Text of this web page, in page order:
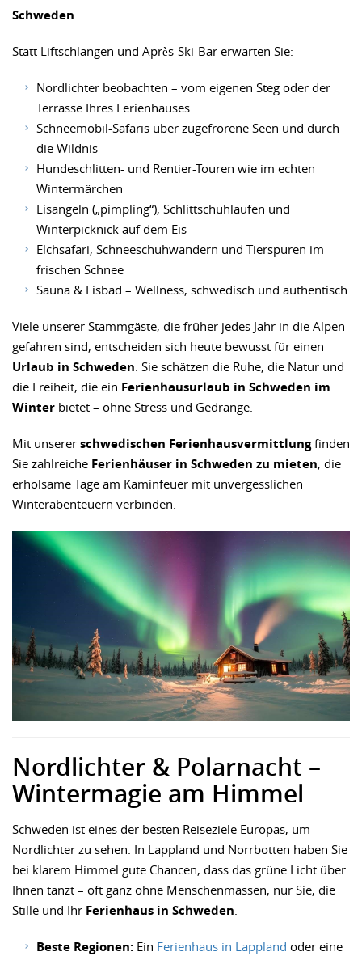
Schweden
Statt Liftschlangen und Après-Ski-Bar erwarten Sie:
Nordlichter beobachten – vom eigenen Steg oder der
Terrasse Ihres Ferienhauses
Schneemobil-Safaris über zugefrorene Seen und durch
die Wildnis
Hundeschlitten- und Rentier-Touren wie im echten
Wintermärchen
Eisangeln („pimpling“), Schlittschuhlaufen und
Winterpicknick auf dem Eis
Elchsafari, Schneeschuhwandern und Tierspuren im
frischen Schnee
Sauna & Eisbad – Wellness, schwedisch und authentisch
Viele unserer Stammgäste, die früher jedes Jahr in die Alpen
gefahren sind, entscheiden sich heute bewusst für einen
Urlaub in Schweden . Sie schätzen die Ruhe, die Natur und
die Freiheit, die ein Ferienhausurlaub in Schweden im
Winter bietet – ohne Stress und Gedränge.
Mit unserer schwedischen Ferienhausvermittlungfinden
Sie zahlreiche Ferienhäuser in Schweden zu mieten, die
erholsame Tage am Kaminfeuer mit unvergesslichen
Winterabenteuern verbinden.
Nordlichter & Polarnacht –
Wintermagie am Himmel
Schweden ist eines der besten Reiseziele Europas, um
Nordlichter zu sehen. In Lappland und Norrbotten haben Sie
bei klarem Himmel gute Chancen, dass das grüne Licht über
Ihnen tanzt – oft ganz ohne Menschenmassen, nur Sie, die
Stille und Ihr Ferienhaus in Schweden
Beste Regionen: Ein Ferienhaus in Lappland oder eine